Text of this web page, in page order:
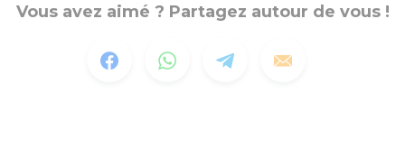
Vous avez aimé ? Partagez autour de vous !